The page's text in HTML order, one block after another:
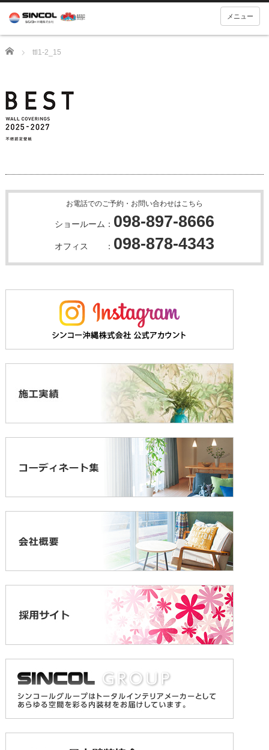
メニュー
Home ttl1-2_15
お電話でのご予約・お問い合わせはこちら
ショールーム： 098-897-8666
オフィス ： 098-878-4343